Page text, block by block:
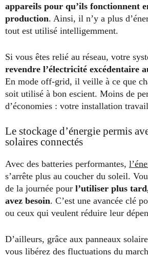
appareils pour qu’ils fonctionnent
production. Ainsi, il n’y a plus
tout est utilisé intelligemment.
Si vous êtes relié au réseau, votre
revendre l’électricité excédentaire
En mode off-grid, il veille à ce que
soit utilisé à bon escient. Moins de
d’économies : votre installation
Le stockage d’énergie permis
solaires connectés
Avec des batteries performantes,
s’arrête plus au coucher du soleil.
de la journée pour l’utiliser plus
avez besoin. C’est une avancée clé
ou ceux qui veulent réduire leur
D’ailleurs, grâce aux panneaux
vous libérez des fluctuations du